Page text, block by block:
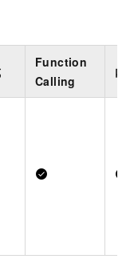
Function
Calling
内